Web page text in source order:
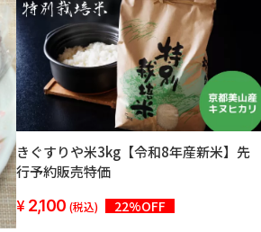
きぐすりや米3kg【令和8年産新米】先
行予約販売特価
2,100 (税込) 22%OFF